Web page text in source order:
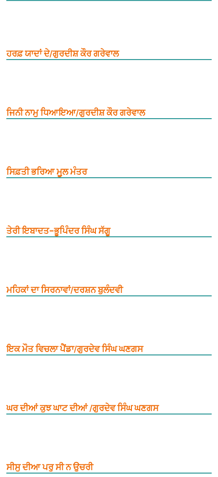
ਹਰਫ਼ ਯਾਦਾਂ ਦੇ/ਗੁਰਦੀਸ਼ ਕੌਰ ਗਰੇਵਾਲ
ਜਿਨੀ ਨਾਮੁ ਧਿਆਇਆ/ਗੁਰਦੀਸ਼ ਕੌਰ ਗਰੇਵਾਲ
ਸਿਫ਼ਤੀ ਭਰਿਆ ਮੂ਼ਲ ਮੰਤਰ
ਤੇਰੀ ਇਬਾਦਤ–ਭੂਪਿੰਦਰ ਸਿੰਘ ਸੱਗੂ
ਮਹਿਕਾਂ ਦਾ ਸਿਰਨਾਵਾਂ/ਦਰਸ਼ਨ ਬੁਲੰਦਵੀ
ਇਕ ਮੌਤ ਵਿਚਲਾ ਪੈਂਡਾ/ਗੁਰਦੇਵ ਸਿੰਘ ਘਣਗਸ
ਘਰ ਦੀਆਂ ਕੁਝ ਘਾਟ ਦੀਆਂ /ਗੁਰਦੇਵ ਸਿੰਘ ਘਣਗਸ
ਸੀਸੁ ਦੀਆ ਪਰੁ ਸੀ ਨ ਉਚਰੀ